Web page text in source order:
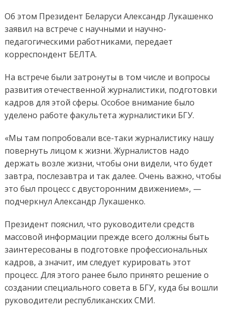
Об этом Президент Беларуси Александр Лукашенко
заявил на встрече с научными и научно-
педагогическими работниками, передает
корреспондент БЕЛТА.
На встрече были затронуты в том числе и вопросы
развития отечественной журналистики, подготовки
кадров для этой сферы. Особое внимание было
уделено работе факультета журналистики БГУ.
«Мы там попробовали все-таки журналистику нашу
повернуть лицом к жизни. Журналистов надо
держать возле жизни, чтобы они видели, что будет
завтра, послезавтра и так далее. Очень важно, чтобы
это был процесс с двусторонним движением», —
подчеркнул Александр Лукашенко.
Президент пояснил, что руководители средств
массовой информации прежде всего должны быть
заинтересованы в подготовке профессиональных
кадров, а значит, им следует курировать этот
процесс. Для этого ранее было принято решение о
создании специального совета в БГУ, куда бы вошли
руководители республиканских СМИ.